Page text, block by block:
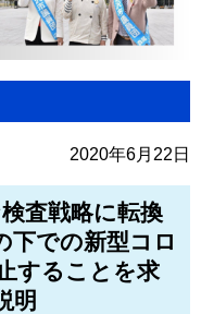
2020年6月22日
査戦略に転換
下での新型コロ
することを求
説明